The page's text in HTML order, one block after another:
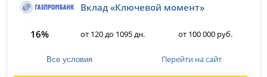
Вклад «Ключевой момент»
16% от 120 до 1095 дн. от 100 000 руб.
Все условия Перейти на сайт